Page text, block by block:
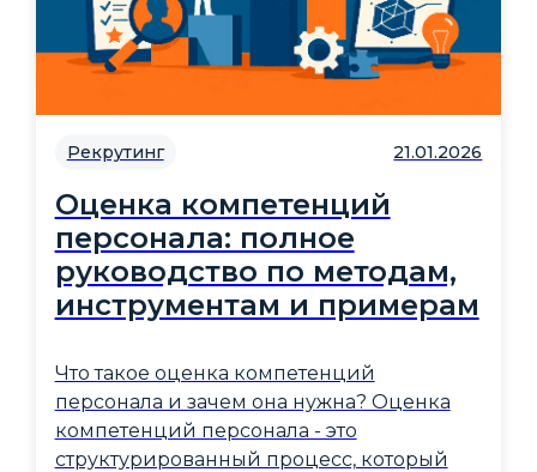
Рекрутинг 21.01.2026
Оценка компетенций
персонала: полное
руководство по методам,
инструментам и примерам
Что такое оценка компетенций
персонала и зачем она нужна? Оценка
компетенций персонала - это
структурированный процесс, который